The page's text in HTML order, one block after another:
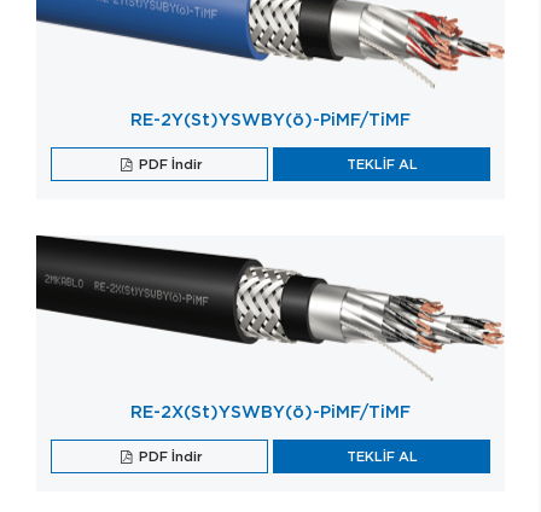
RE-2Y(St)YSWBY(ö)-PiMF/TiMF
PDF İndir TEKLİF AL
RE-2X(St)YSWBY(ö)-PiMF/TiMF
PDF İndir TEKLİF AL